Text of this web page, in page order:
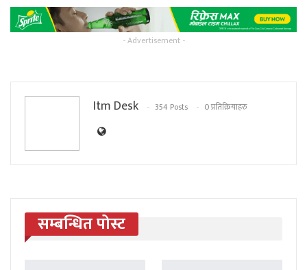
- Advertisement -
Itm Desk 354 Posts 0 प्रतिक्रियाहरु
सम्बन्धित पोस्ट